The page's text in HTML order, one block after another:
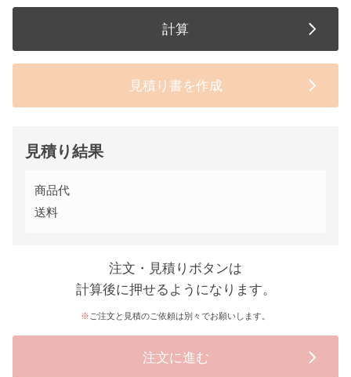
計算
見積り書を作成
見積り結果
商品代
送料
注文・見積りボタンは
計算後に押せるようになります。
ご注文と見積のご依頼は別々でお願いします。
注文に進む